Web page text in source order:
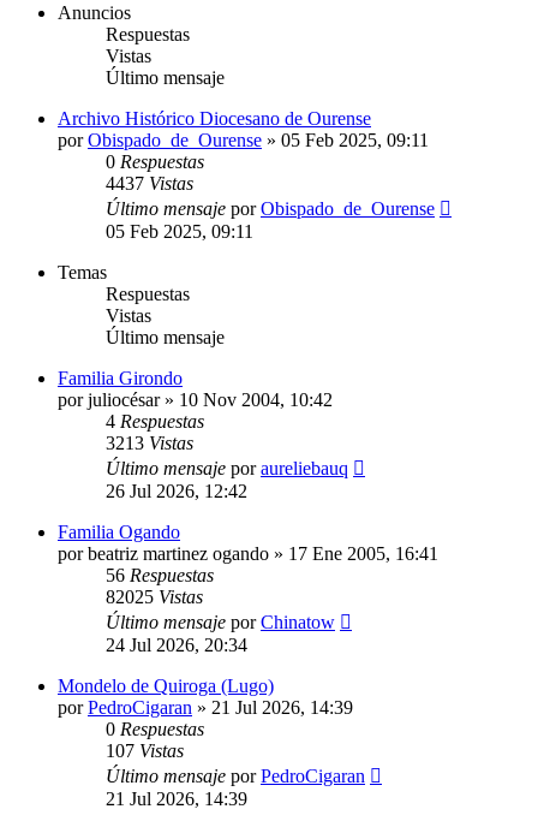
Anuncios
Respuestas
Vistas
Último mensaje
Archivo Histórico Diocesano de Ourense
porObispado_de_Ourense » 05 Feb 2025, 09:11
0 Respuestas
4437 Vistas
Último mensaje porObispado_de_Ourense
05 Feb 2025, 09:11
Temas
Respuestas
Vistas
Último mensaje
Familia Girondo
porjuliocésar» 10 Nov 2004, 10:42
4 Respuestas
3213 Vistas
Último mensaje poraureliebauq
26 Jul 2026, 12:42
Familia Ogando
porbeatriz martinez ogando » 17 Ene 2005, 16:41
56 Respuestas
82025 Vistas
Último mensaje porChinatow
24 Jul 2026, 20:34
Mondelo de Quiroga (Lugo)
porPedroCigaran » 21 Jul 2026, 14:39
0 Respuestas
107 Vistas
Último mensaje porPedroCigaran
21 Jul 2026, 14:39